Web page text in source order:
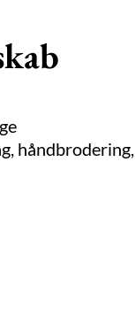
håndbrodering,